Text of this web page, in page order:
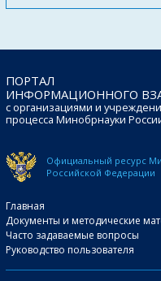
ПОРТАЛ
ИНФОРМАЦИОННОГО
с организациями и
процесса Минобрнауки
Официальный ресурс
Российской Федерации
Главная
Документы и методические
Часто задаваемые вопросы
Руководство пользователя